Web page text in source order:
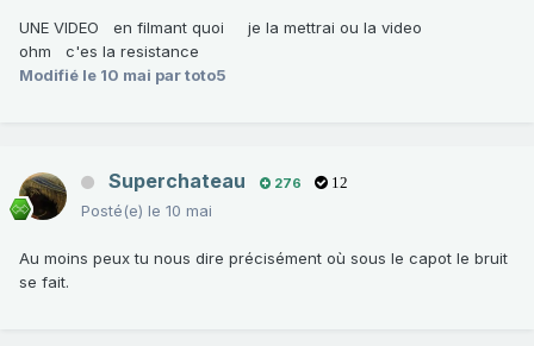
UNE VIDEO en filmant quoi je la mettrai ou la video
ohm c'es la resistance
Modifié le 10 mai par toto5
Superchateau 276 12
Posté(e) le 10 mai
Au moins peux tu nous dire précisément où sous le capot le bruit
se fait.